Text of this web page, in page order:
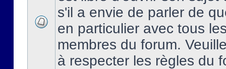
s'il a envie de parler de
en particulier avec tous
membres du forum.
à respecter les règles du